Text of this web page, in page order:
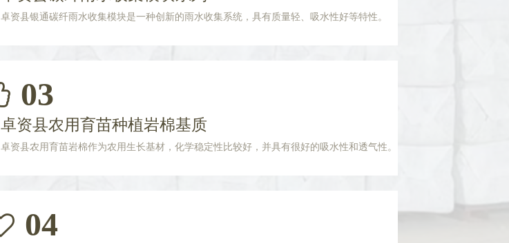
卓资县银通碳纤雨水收集模块是一种创新的雨水收集系统，具有质量轻、吸水性好等特性。
03
卓资县农用育苗种植岩棉基质
卓资县农用育苗岩棉作为农用生长基材，化学稳定性比较好，并具有很好的吸水性和透气性。
04